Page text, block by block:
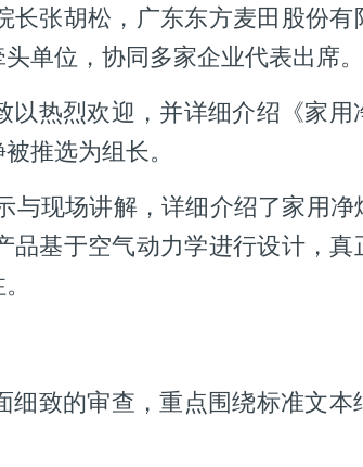
张胡松，广东东方麦田股份
单位，协同多家企业代表出席。
热烈欢迎，并详细介绍《家
推选为组长。
现场讲解，详细介绍了家用
基于空气动力学进行设计，
致的审查，重点围绕标准文本